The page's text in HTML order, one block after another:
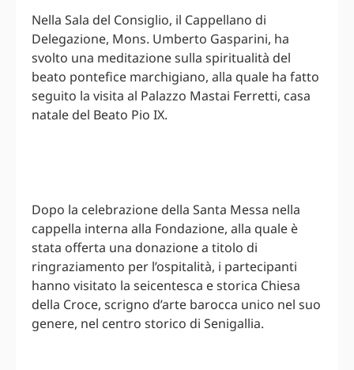
Nella Sala del Consiglio, il Cappellano di
Delegazione, Mons. Umberto Gasparini, ha
svolto una meditazione sulla spiritualità del
beato pontefice marchigiano, alla quale ha fatto
seguito la visita al Palazzo Mastai Ferretti, casa
natale del Beato Pio IX.
Dopo la celebrazione della Santa Messa nella
cappella interna alla Fondazione, alla quale è
stata offerta una donazione a titolo di
ringraziamento per l’ospitalità, i partecipanti
hanno visitato la seicentesca e storica Chiesa
della Croce, scrigno d’arte barocca unico nel suo
genere, nel centro storico di Senigallia.